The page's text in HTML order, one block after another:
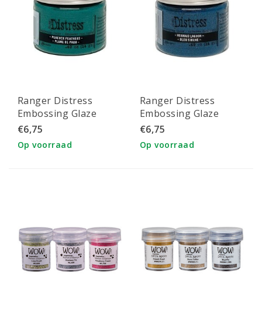
Ranger Distress
Embossing Glaze
Peacock Feathers
€6,75
Op voorraad
Ranger Distress
Embossing Glaze
Mermaid Lagoon
€6,75
Op voorraad